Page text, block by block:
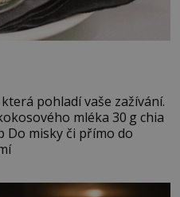
pohladí vaše zažívání.